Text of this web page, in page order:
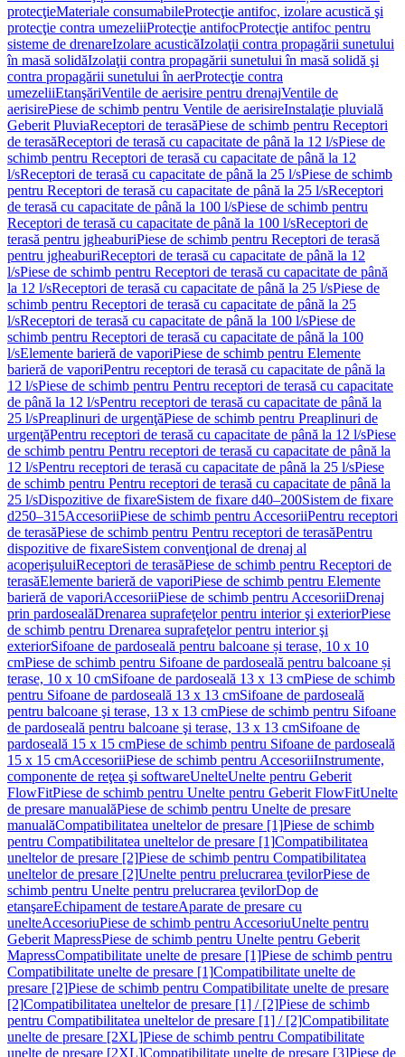
protecţieMateriale consumabileProtecţie antifoc, izolare acustică şi
protecţie contra umezeliiProtecţie antifocProtecţie antifoc pentru
sisteme de drenareIzolare acusticăIzolaţii contra propagării sunetului
în masă solidăIzolaţii contra propagării sunetului în masă solidă şi
contra propagării sunetului în aerProtecţie contra
umezeliiEtanşăriVentile de aerisire pentru drenajVentile de
aerisirePiese de schimb pentru Ventile de aerisireInstalaţie pluvială
Geberit PluviaReceptori de terasăPiese de schimb pentru Receptori
de terasăReceptori de terasă cu capacitate de până la 12 l/sPiese de
schimb pentru Receptori de terasă cu capacitate de până la 12
l/sReceptori de terasă cu capacitate de până la 25 l/sPiese de schimb
pentru Receptori de terasă cu capacitate de până la 25 l/sReceptori
de terasă cu capacitate de până la 100 l/sPiese de schimb pentru
Receptori de terasă cu capacitate de până la 100 l/sReceptori de
terasă pentru jgheaburiPiese de schimb pentru Receptori de terasă
pentru jgheaburiReceptori de terasă cu capacitate de până la 12
l/sPiese de schimb pentru Receptori de terasă cu capacitate de până
la 12 l/sReceptori de terasă cu capacitate de până la 25 l/sPiese de
schimb pentru Receptori de terasă cu capacitate de până la 25
l/sReceptori de terasă cu capacitate de până la 100 l/sPiese de
schimb pentru Receptori de terasă cu capacitate de până la 100
l/sElemente barieră de vaporiPiese de schimb pentru Elemente
barieră de vaporiPentru receptori de terasă cu capacitate de până la
12 l/sPiese de schimb pentru Pentru receptori de terasă cu capacitate
de până la 12 l/sPentru receptori de terasă cu capacitate de până la
25 l/sPreaplinuri de urgenţăPiese de schimb pentru Preaplinuri de
urgenţăPentru receptori de terasă cu capacitate de până la 12 l/sPiese
de schimb pentru Pentru receptori de terasă cu capacitate de până la
12 l/sPentru receptori de terasă cu capacitate de până la 25 l/sPiese
de schimb pentru Pentru receptori de terasă cu capacitate de până la
25 l/sDispozitive de fixareSistem de fixare d40–200Sistem de fixare
d250–315AccesoriiPiese de schimb pentru AccesoriiPentru receptori
de terasăPiese de schimb pentru Pentru receptori de terasăPentru
dispozitive de fixareSistem convenţional de drenaj al
acoperişuluiReceptori de terasăPiese de schimb pentru Receptori de
terasăElemente barieră de vaporiPiese de schimb pentru Elemente
barieră de vaporiAccesoriiPiese de schimb pentru AccesoriiDrenaj
prin pardosealăDrenarea suprafeţelor pentru interior şi exteriorPiese
de schimb pentru Drenarea suprafeţelor pentru interior şi
exteriorSifoane de pardoseală pentru balcoane și terase, 10 x 10
cmPiese de schimb pentru Sifoane de pardoseală pentru balcoane și
terase, 10 x 10 cmSifoane de pardoseală 13 x 13 cmPiese de schimb
pentru Sifoane de pardoseală 13 x 13 cmSifoane de pardoseală
pentru balcoane şi terase, 13 x 13 cmPiese de schimb pentru Sifoane
de pardoseală pentru balcoane şi terase, 13 x 13 cmSifoane de
pardoseală 15 x 15 cmPiese de schimb pentru Sifoane de pardoseală
15 x 15 cmAccesoriiPiese de schimb pentru AccesoriiInstrumente,
componente de reţea şi softwareUnelteUnelte pentru Geberit
FlowFitPiese de schimb pentru Unelte pentru Geberit FlowFitUnelte
de presare manualăPiese de schimb pentru Unelte de presare
manualăCompatibilitatea uneltelor de presare [1]Piese de schimb
pentru Compatibilitatea uneltelor de presare [1]Compatibilitatea
uneltelor de presare [2]Piese de schimb pentru Compatibilitatea
uneltelor de presare [2]Unelte pentru prelucrarea ţevilorPiese de
schimb pentru Unelte pentru prelucrarea ţevilorDop de
etanşareEchipament de testareAparate de presare cu
unelteAccesoriuPiese de schimb pentru AccesoriuUnelte pentru
Geberit MapressPiese de schimb pentru Unelte pentru Geberit
MapressCompatibilitate unelte de presare [1]Piese de schimb pentru
Compatibilitate unelte de presare [1]Compatibilitate unelte de
presare [2]Piese de schimb pentru Compatibilitate unelte de presare
[2]Compatibilitatea uneltelor de presare [1] / [2]Piese de schimb
pentru Compatibilitatea uneltelor de presare [1] / [2]Compatibilitate
unelte de presare [2XL]Piese de schimb pentru Compatibilitate
unelte de presare [2XL]Compatibilitate unelte de presare [3]Piese de